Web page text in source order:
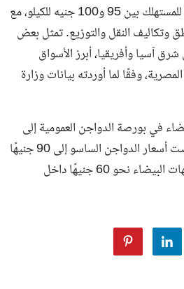
تتراوح أسعار الفراخ البيضاء للمستهلك بين 95 و100 جنيه للكيلو، مع
وتكاليف النقل والتوزيع. تمثل بعض
آسيا وأفريقيا، أبرز الأسواق
وفقًا لما أوردته بيانات وزارة
في بورصة الدواجن العمومية إلى
78 جنيهًا للكيلو، بينما انخفضت أسعار الدواجن الساسو إلى 90 جنيهًا
للكيلو. وسجل سعر كيلو الأمهات البيضاء نحو 60 جنيهًا داخل